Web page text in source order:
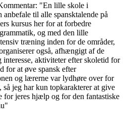
"En lille skole i
anbefale til alle spansktalende på
kursus her for at forbedre
og med den lille
træning inden for de områder,
også, afhængigt af de
aktiviteter efter skoletid for
for at øve spansk efter
og lærerne var lydhøre over for
så jeg har kun topkarakterer at give
for jeres hjælp og for den fantastiske